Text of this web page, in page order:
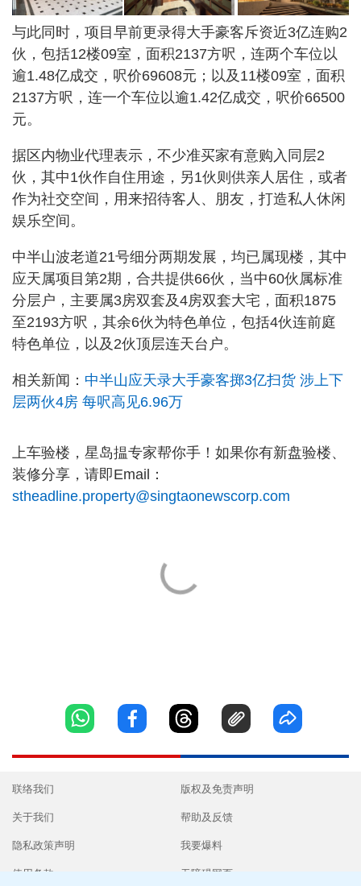
与此同时，项目早前更录得大手豪客斥资近3亿连购2
伙，包括12楼09室，面积2137方呎，连两个车位以
逾1.48亿成交，呎价69608元；以及11楼09室，面积
2137方呎，连一个车位以逾1.42亿成交，呎价66500
元。
据区内物业代理表示，不少准买家有意购入同层2
伙，其中1伙作自住用途，另1伙则供亲人居住，或者
作为社交空间，用来招待客人、朋友，打造私人休闲
娱乐空间。
中半山波老道21号细分两期发展，均已属现楼，其中
应天属项目第2期，合共提供66伙，当中60伙属标准
分层户，主要属3房双套及4房双套大宅，面积1875
至2193方呎，其余6伙为特色单位，包括4伙连前庭
特色单位，以及2伙顶层连天台户。
相关新闻： 中半山应天录大手豪客掷3亿扫货 涉上下
层两伙4房 每呎高见6.96万
上车验楼，星岛揾专家帮你手！如果你有新盘验楼、
装修分享，请即Email：
stheadline.property@singtaonewscorp.com
联络我们
关于我们
隐私政策声明
使用条款
版权及免责声明
帮助及反馈
我要爆料
无障碍网页